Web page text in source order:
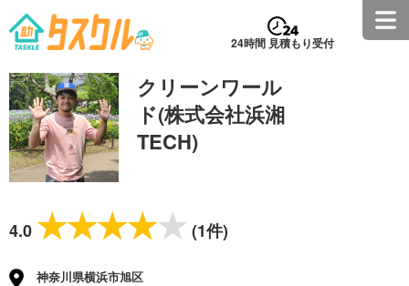
24時間 見積もり受付
クリーンワール
ド(株式会社浜湘
TECH)
4.0 ★★★★★
★★★★★(1件)
神奈川県横浜市旭区